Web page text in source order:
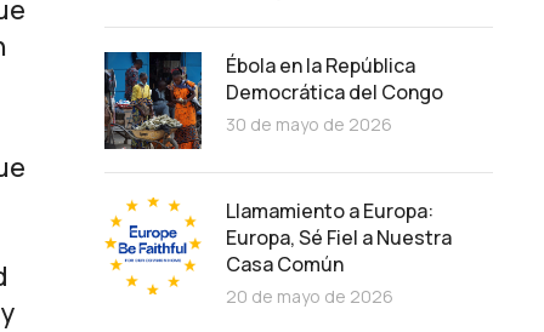
Ébola en la República
Democrática del Congo
30 de mayo de 2026
Llamamiento a Europa:
Europa, Sé Fiel a Nuestra
Casa Común
20 de mayo de 2026